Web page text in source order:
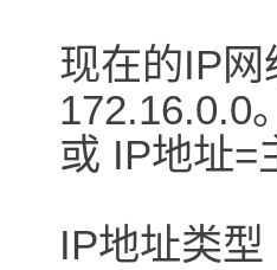
现在的IP
172.16.0.0
或 IP地址=
IP地址类型